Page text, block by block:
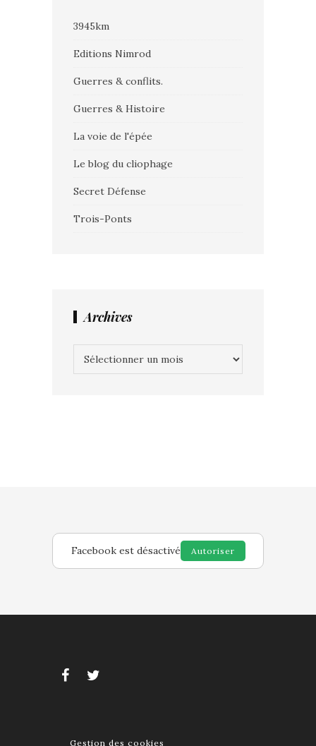
3945km
Editions Nimrod
Guerres & conflits.
Guerres & Histoire
La voie de l'épée
Le blog du cliophage
Secret Défense
Trois-Ponts
Archives
Facebook est désactivé Autoriser
Gestion des cookies